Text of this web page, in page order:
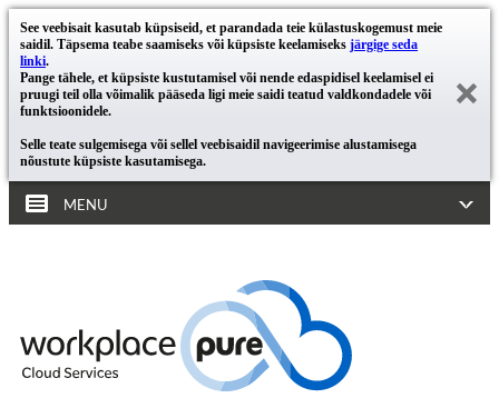
See veebisait kasutab küpsiseid, et parandada teie külastuskogemust meie
saidil. Täpsema teabe saamiseks või küpsiste keelamiseks järgige seda
linki.
Pange tähele, et küpsiste kustutamisel või nende edaspidisel keelamisel ei
pruugi teil olla võimalik pääseda ligi meie saidi teatud valdkondadele või
funktsioonidele.
Selle teate sulgemisega või sellel veebisaidil navigeerimise alustamisega
nõustute küpsiste kasutamisega.
MENU